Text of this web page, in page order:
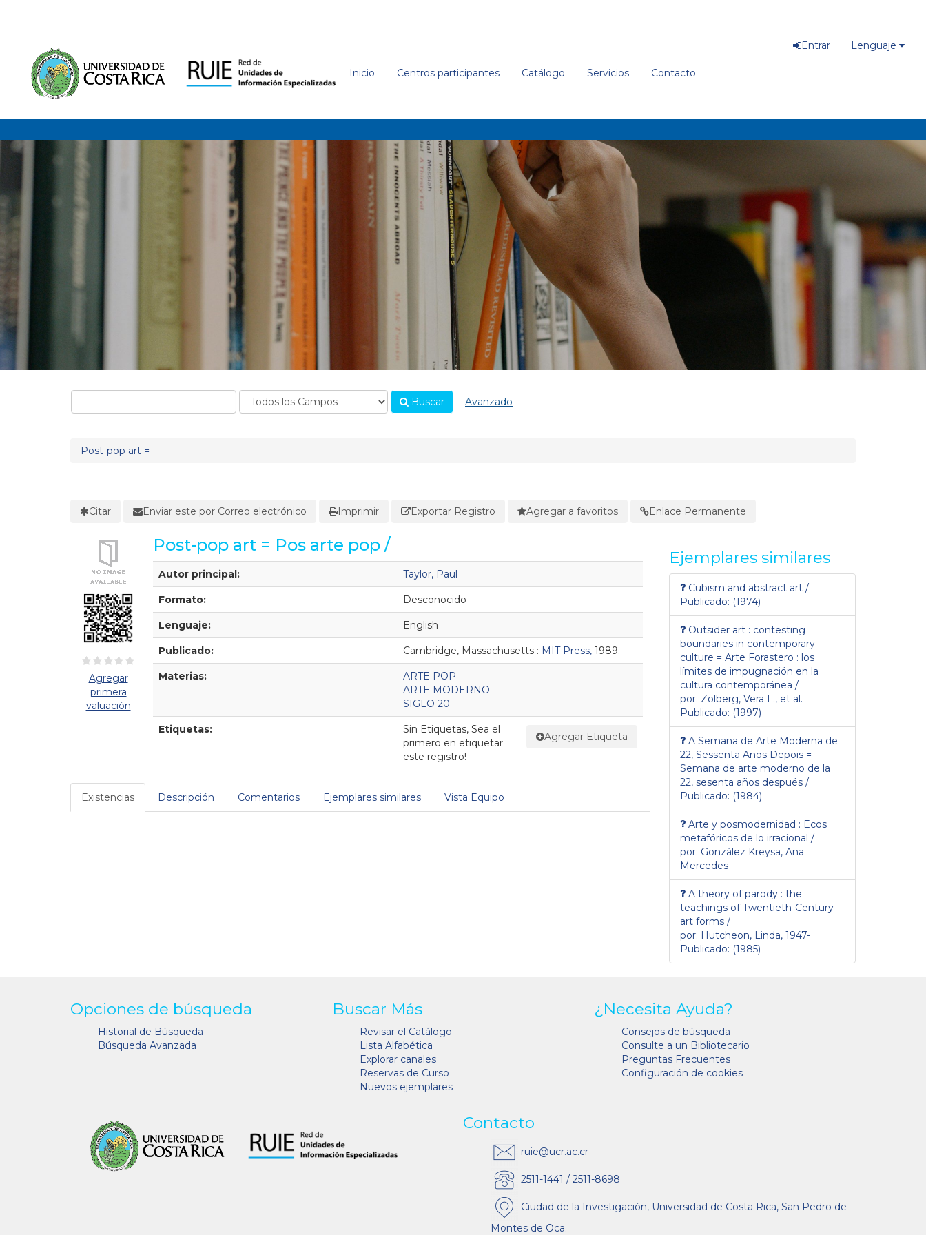
Inicio Centros participantes Catálogo Servicios Contacto
Entrar Lenguaje
Buscar Avanzado
Post-pop art =
Citar Enviar este por Correo electrónico Imprimir Exportar Registro Agregar a favoritos Enlace Permanente
Agregar
primera
valuación
Post-pop art = Pos arte pop /
Detalles Bibliográficos
Autor principal: Taylor, Paul
Formato: Desconocido
Lenguaje: English
Publicado: Cambridge, Massachusetts : MIT Press, 1989.
Materias:
ARTE POP
ARTE MODERNO
SIGLO 20
Etiquetas:
Agregar Etiqueta
Sin Etiquetas, Sea el
primero en etiquetar
este registro!
Existencias Descripción Comentarios Ejemplares similares Vista Equipo
Ejemplares similares
Cubism and abstract art /
Publicado: (1974)
Outsider art : contesting
boundaries in contemporary
culture = Arte Forastero : los
límites de impugnación en la
cultura contemporánea /
por: Zolberg, Vera L., et al.
Publicado: (1997)
A Semana de Arte Moderna de
22, Sessenta Anos Depois =
Semana de arte moderno de la
22, sesenta años después /
Publicado: (1984)
Arte y posmodernidad : Ecos
metafóricos de lo irracional /
por: González Kreysa, Ana
Mercedes
A theory of parody : the
teachings of Twentieth-Century
art forms /
por: Hutcheon, Linda, 1947-
Publicado: (1985)
Opciones de búsqueda
Historial de Búsqueda
Búsqueda Avanzada
Buscar Más
Revisar el Catálogo
Lista Alfabética
Explorar canales
Reservas de Curso
Nuevos ejemplares
¿Necesita Ayuda?
Consejos de búsqueda
Consulte a un Bibliotecario
Preguntas Frecuentes
Configuración de cookies
Contacto
ruie@ucr.ac.cr
2511-1441 / 2511-8698
Ciudad de la Investigación, Universidad de Costa Rica, San Pedro de
Montes de Oca.